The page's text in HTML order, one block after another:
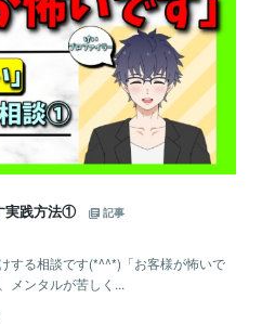
実践方法①
記事
する相談です(*^^*)「お客様が怖いで
メンタルが苦しく...